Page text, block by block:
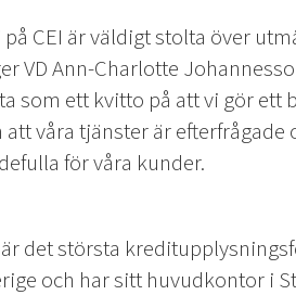
på CEI är väldigt stolta över
VD Ann-Charlotte
som ett kvitto på att vi gör ett
att våra tjänster är efterfrågade
för våra kunder.
är det största
och har sitt huvudkontor i